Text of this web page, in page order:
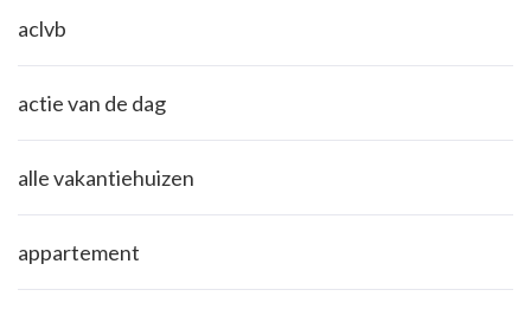
aclvb
actie van de dag
alle vakantiehuizen
appartement